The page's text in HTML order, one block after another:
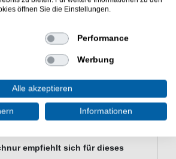
einsetzen. Die 130cm Länge gibt dir
für verschiedene
im Salzwasser.
das Heringssystem fertig montiert ist,
im Knüpfen von
mitbringen. Du verbindest es einfach
empfiehlt sich für dieses
öffnen Sie die Einstellungen.
Performance
Werbung
Alle akzeptieren
Informationen